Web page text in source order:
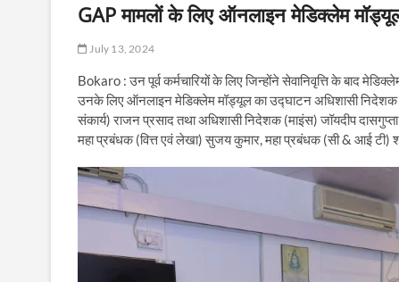
GAP मामलों के लिए ऑनलाइन मेडिक्लेम
July 13, 2024
Bokaro : उन पूर्व कर्मचारियों के लिए जिन्होंने सेवानिवृत्ति के बाद
उनके लिए ऑनलाइन मेडिक्लेम मॉड्यूल का उद्घाटन अधिशासी निदेशक
संकार्य) राजन प्रसाद तथा अधिशासी निदेशक (माइंस) जॉयदीप
महा प्रबंधक (वित्त एवं लेखा) सुजय कुमार, महा प्रबंधक (सी & आई टी)